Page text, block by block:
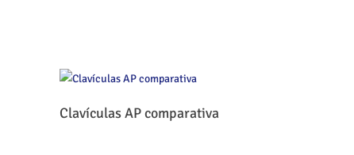
Clavículas AP comparativa